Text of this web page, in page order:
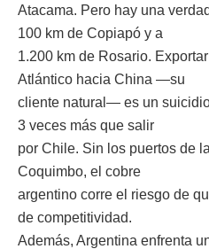
Atacama. Pero hay una
100 km de Copiapó y a
1.200 km de Rosario.
Atlántico hacia China —su
cliente natural— es un
3 veces más que salir
por Chile. Sin los puertos de
Coquimbo, el cobre
argentino corre el riesgo de
de competitividad.
Además, Argentina enfrenta